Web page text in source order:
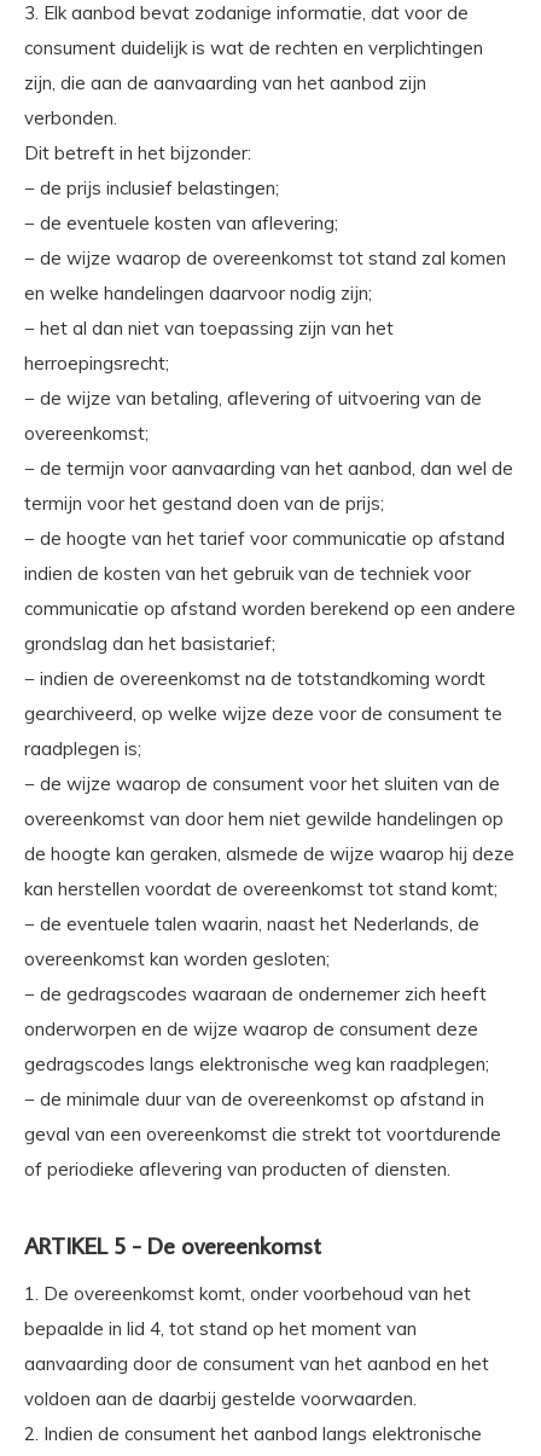
3. Elk aanbod bevat zodanige informatie, dat voor de
consument duidelijk is wat de rechten en verplichtingen
zijn, die aan de aanvaarding van het aanbod zijn
verbonden.
Dit betreft in het bijzonder:
− de prijs inclusief belastingen;
− de eventuele kosten van aflevering;
− de wijze waarop de overeenkomst tot stand zal komen
en welke handelingen daarvoor nodig zijn;
− het al dan niet van toepassing zijn van het
herroepingsrecht;
− de wijze van betaling, aflevering of uitvoering van de
overeenkomst;
− de termijn voor aanvaarding van het aanbod, dan wel de
termijn voor het gestand doen van de prijs;
− de hoogte van het tarief voor communicatie op afstand
indien de kosten van het gebruik van de techniek voor
communicatie op afstand worden berekend op een andere
grondslag dan het basistarief;
− indien de overeenkomst na de totstandkoming wordt
gearchiveerd, op welke wijze deze voor de consument te
raadplegen is;
− de wijze waarop de consument voor het sluiten van de
overeenkomst van door hem niet gewilde handelingen op
de hoogte kan geraken, alsmede de wijze waarop hij deze
kan herstellen voordat de overeenkomst tot stand komt;
− de eventuele talen waarin, naast het Nederlands, de
overeenkomst kan worden gesloten;
− de gedragscodes waaraan de ondernemer zich heeft
onderworpen en de wijze waarop de consument deze
gedragscodes langs elektronische weg kan raadplegen;
− de minimale duur van de overeenkomst op afstand in
geval van een overeenkomst die strekt tot voortdurende
of periodieke aflevering van producten of diensten.
ARTIKEL 5 - De overeenkomst
1. De overeenkomst komt, onder voorbehoud van het
bepaalde in lid 4, tot stand op het moment van
aanvaarding door de consument van het aanbod en het
voldoen aan de daarbij gestelde voorwaarden.
2. Indien de consument het aanbod langs elektronische